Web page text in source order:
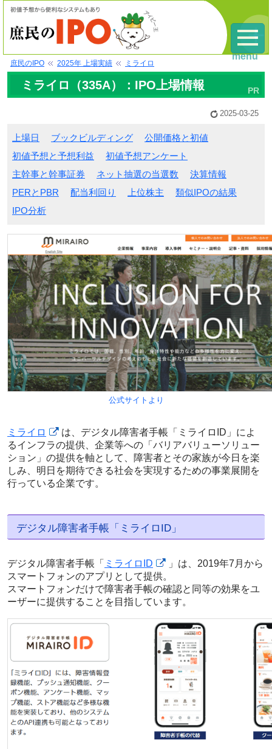
庶民のIPO 2025年 上場実績 ミライロ
ミライロ（335A）：IPO上場情報
2025-03-25
上場日 ブックビルディング
公開価格と初値
初値予想と予想利益
初値予想アンケート
主幹事と幹事証券
ネット抽選の当選数
決算情報
PERとPBR
配当利回り 上位株主
類似IPOの結果
IPO分析
公式サイトより
ミライロ
は、デジタル障害者手帳「ミライロID」によ
るインフラの提供、企業等への「バリアバリューソリュー
ション」の提供を軸として、障害者とその家族が今日を楽
しみ、明日を期待できる社会を実現するための事業展開を
行っている企業です。
デジタル障害者手帳「ミライロID」
デジタル障害者手帳「 ミライロID
」は、2019年7月から
スマートフォンのアプリとして提供。
スマートフォンだけで障害者手帳の確認と同等の効果をユ
ーザーに提供することを目指しています。
menu